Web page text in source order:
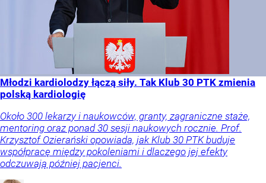
Młodzi kardiolodzy łączą siły. Tak Klub 30 PTK zmienia
polską kardiologię
Około 300 lekarzy i naukowców, granty, zagraniczne staże,
mentoring oraz ponad 30 sesji naukowych rocznie. Prof.
Krzysztof Ozierański opowiada, jak Klub 30 PTK buduje
współpracę między pokoleniami i dlaczego jej efekty
odczuwają później pacjenci.